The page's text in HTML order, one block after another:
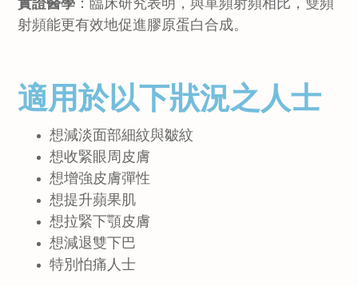
實證醫學 ：臨床研究表明，與單頻射頻相比，雙頻
射頻能更有效地促進膠原蛋白合成。
適用於以下狀況之人士
想減淡面部細紋與皺紋
想收緊眼周皮膚
想增強皮膚彈性
想提升蘋果肌
想拉緊下顎皮膚
想減退雙下巴
特別怕痛人士